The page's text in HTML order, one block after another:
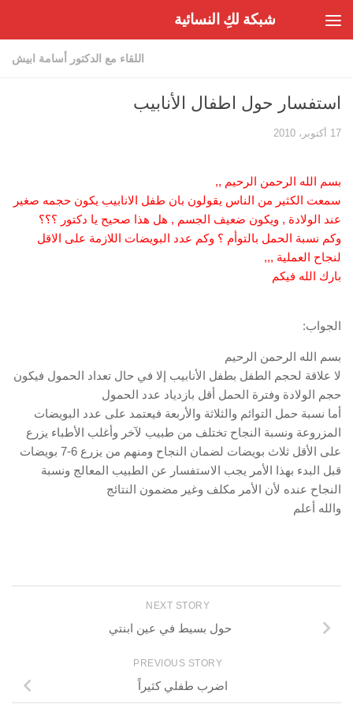
شبكة لكِ النسائية
اللقاء مع الدكتور أسامة ابيش
استفسار حول اطفال الأنابيب
17 أكتوبر، 2010
بسم الله الرحمن الرحيم ,,
سمعت الكثير من الناس يقولون بان طفل الانابيب يكون حجمه صغير
عند الولادة , ويكون ضعيف الجسم , هل هذا صحيح يا دكتور ؟؟؟
وكم نسبة الحمل بالتوأم ؟ وكم عدد البويضات اللازمة على الاقل
لنجاح العملية ,,,
بارك الله فيكم
الجواب:
بسم الله الرحمن الرحيم
لا علاقة لحجم الطفل بطفل الأنابيب إلا في حال تعداد الحمول فيكون
حجم الولادة وفترة الحمل أقل بازدياد عدد الحمول
أما نسبة حمل التوائم والثلاثة والأربعة فيعتمد على عدد البويضات
المزروعة ونسبة النجاح تختلف من طبيب لآخر وأغلب الأطباء يزرع
على الأقل ثلاث بويضات لضمان النجاح ومنهم من يزرع 6-7 بويضات
قبل البدء بهذا الأمر يجب الاستفسار عن الطبيب المعالج ونسبة
النجاح عنده لأن الأمر مكلف وغير مضمون النتائج
والله أعلم
NEXT STORY
حول بسيط في عين ابنتي
PREVIOUS STORY
اضرب طفلي كثيراً